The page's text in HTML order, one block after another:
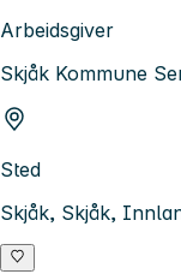
Arbeidsgiver
Skjåk Kommune
Sted
Skjåk, Skjåk,